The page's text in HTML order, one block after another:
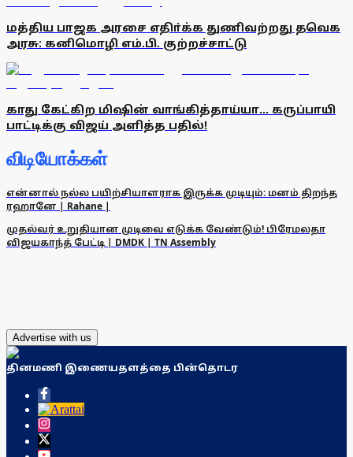
மத்திய பாஜக அரசை எதிா்க்க துணிவற்றது தவெக
அரசு: கனிமொழி எம்.பி. குற்றச்சாட்டு
காது கேட்கிற மிஷின் வாங்கித்தாய்யா... கருப்பாயி
பாட்டிக்கு விஜய் அளித்த பதில்!
விடியோக்கள்
என்னால் நல்ல பயிற்சியாளராக இருக்க முடியும்: மனம் திறந்த
ரஹானே | Rahane |
முதல்வர் உறுதியான முடிவை எடுக்க வேண்டும்! பிரேமலதா
விஜயகாந்த் பேட்டி | DMDK | TN Assembly
Advertise with us
தினமணி இணையதளத்தை பின்தொடர